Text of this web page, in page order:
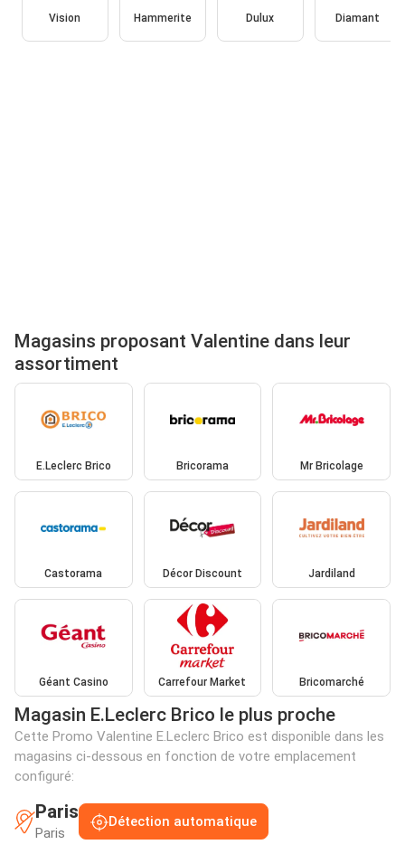
Vision Hammerite Dulux Diamant
Magasins proposant Valentine dans leur
assortiment
E.Leclerc Brico Bricorama Mr Bricolage
Castorama Décor Discount Jardiland
Géant Casino Carrefour Market Bricomarché
Magasin E.Leclerc Brico le plus proche
Cette Promo Valentine E.Leclerc Brico est disponible dans les
magasins ci-dessous en fonction de votre emplacement
configuré:
Paris
Paris
Détection automatique